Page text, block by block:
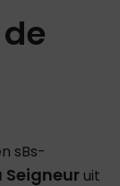
sBs-
Seigneur uit